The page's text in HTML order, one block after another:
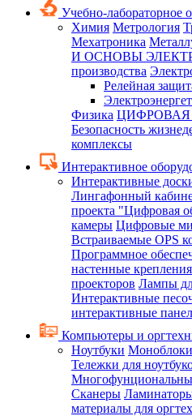
Учебно-лабораторное
Химия Метрология
Мехатроника
И ОСНОВЫ
производства
Релейная
Физика ЦИФРОВАЯ
Безопасность
комплексы
Интерактивное
Интерактивные
Лингафонный
проекта "Цифровая
камеры Цифровые
Встраиваемые OPS
Программное
настенные
проекторов Лампы
Интерактивные
интерактивные
Компьютеры и
Ноутбуки Моноблоки
Тележки для
Сканеры
материалы для